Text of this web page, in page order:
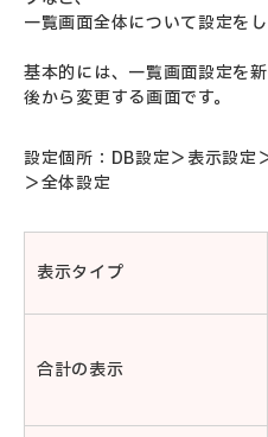
一覧画面全体について設定をし
基本的には、一覧画面設定を
後から変更する画面です。
設定個所：DB設定＞表示設定
＞全体設定
表示タイプ
合計の表示